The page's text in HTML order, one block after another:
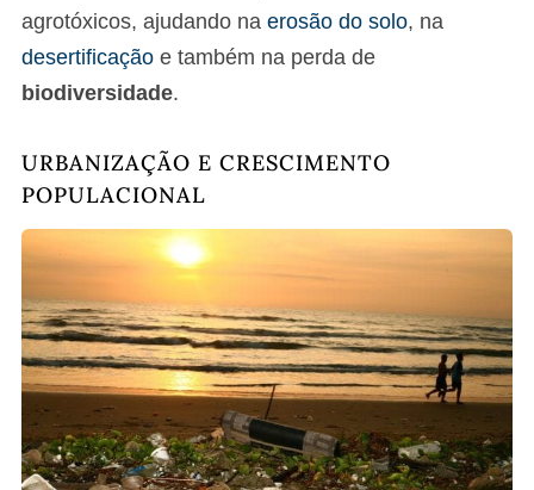
agrotóxicos, ajudando na erosão do solo, na
desertificação e também na perda de
biodiversidade.
URBANIZAÇÃO E CRESCIMENTO
POPULACIONAL